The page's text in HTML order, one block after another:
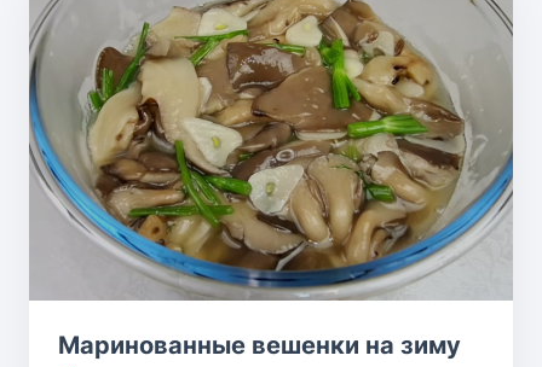
Маринованные вешенки на зиму